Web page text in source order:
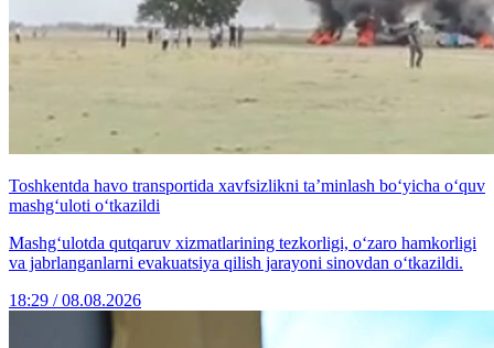
Toshkentda havo transportida xavfsizlikni ta’minlash bo‘yicha o‘quv
mashg‘uloti o‘tkazildi
Mashg‘ulotda qutqaruv xizmatlarining tezkorligi, o‘zaro hamkorligi
va jabrlanganlarni evakuatsiya qilish jarayoni sinovdan o‘tkazildi.
18:29 / 08.08.2026